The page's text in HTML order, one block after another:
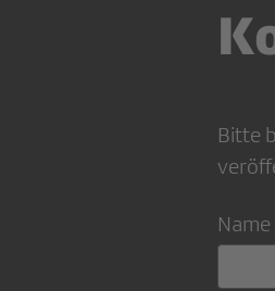
Bitte
Name